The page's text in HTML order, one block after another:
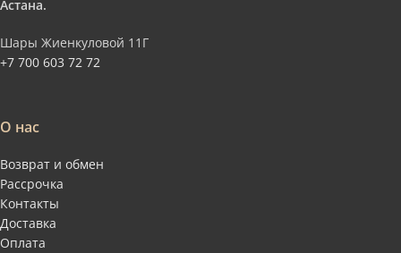
Астана.
Шары Жиенкуловой 11Г
+7 700 603 72 72
О нас
Возврат и обмен
Рассрочка
Контакты
Доставка
Оплата